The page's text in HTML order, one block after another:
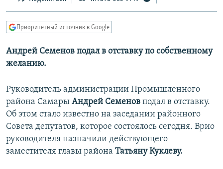
Вернутся
поиску
КАВКАЗ.РЕАЛИИ
СЕВЕР.РЕАЛИИ
РАСПИСАНИЕ ВЕЩАНИЯ
ПОДПИШИТЕСЬ НА РАССЫЛКУ
СОЦИАЛЬНЫЕ СЕТИ
Приоритетный источник в Google
Андрей Семенов подал в отставку по собственному
желанию.
Руководитель администрации Промышленного
района Самары Андрей Семенов подал в отставку.
Об этом стало известно на заседании районного
Совета депутатов, которое состоялось сегодня. Врио
руководителя назначили действующего
заместителя главы района Татьяну Куклеву.